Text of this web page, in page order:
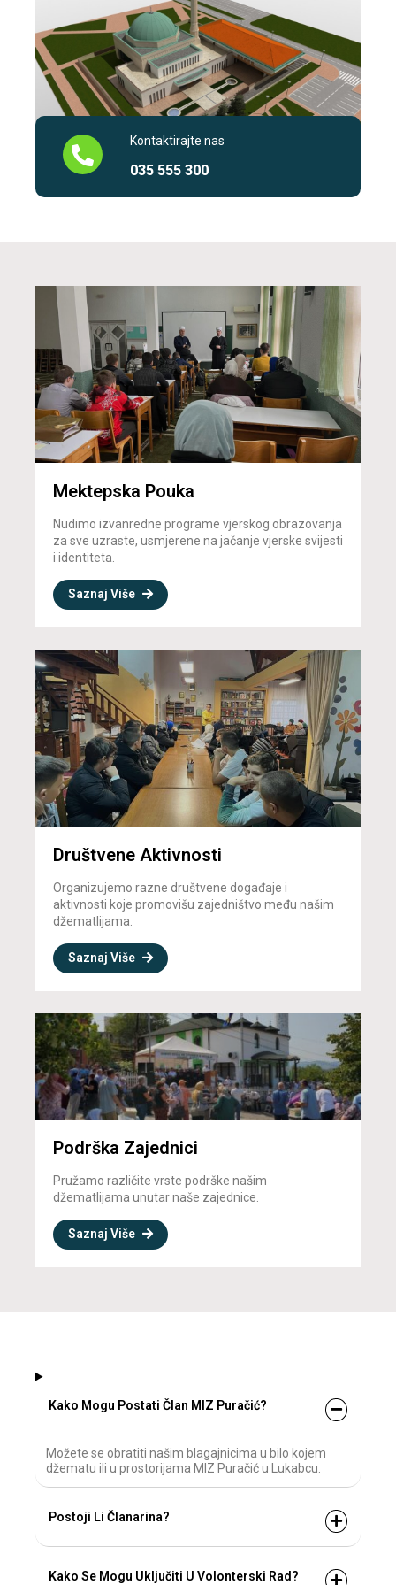
Kontaktirajte nas
035 555 300
Mektepska Pouka
Nudimo izvanredne programe vjerskog obrazovanja
za sve uzraste, usmjerene na jačanje vjerske svijesti
i identiteta.
Saznaj Više
Društvene Aktivnosti
Organizujemo razne društvene događaje i
aktivnosti koje promovišu zajedništvo među našim
džematlijama.
Saznaj Više
Podrška Zajednici
Pružamo različite vrste podrške našim
džematlijama unutar naše zajednice.
Saznaj Više
Kako Mogu Postati Član MIZ Puračić?
Možete se obratiti našim blagajnicima u bilo kojem
džematu ili u prostorijama MIZ Puračić u Lukabcu.
Postoji Li Članarina?
Kako Se Mogu Uključiti U Volonterski Rad?